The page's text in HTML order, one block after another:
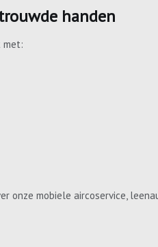
handen
met:
onze mobiele aircoservice,